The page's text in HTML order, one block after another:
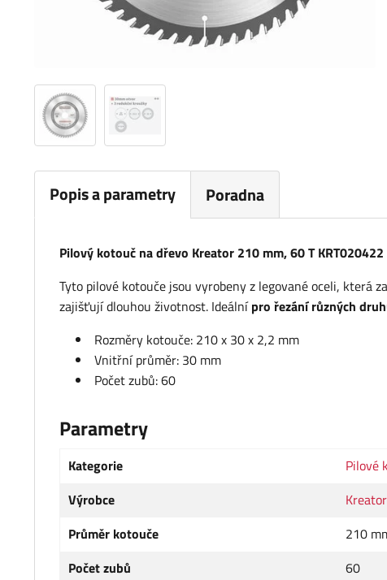
Popis a parametry Poradna
Pilový kotouč na dřevo Kreator 210 mm, 60 T KRT020422
Tyto pilové kotouče jsou vyrobeny z legované oceli, která
zajišťují dlouhou životnost. Ideálnípro řezání různých
Rozměry kotouče: 210 x 30 x 2,2 mm
Vnitřní průměr: 30 mm
Počet zubů: 60
Parametry
Kategorie
Pilové
Výrobce
Kreator
Průměr kotouče
210
Počet zubů
60